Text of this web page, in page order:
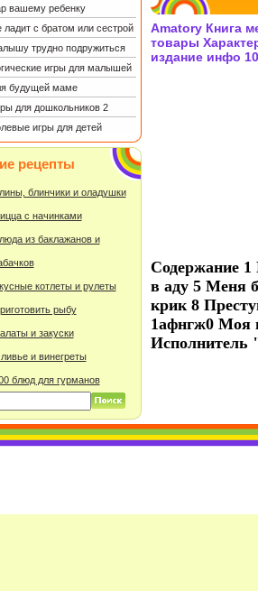
вашему ребенку
ладит с братом или сестрой
трудно подружиться
игры для малышей
будущей маме
для дошкольников 2
игры для детей
рецепты
блинчики и оладушки
с начинками
из баклажанов и
котлеты и рулеты
рыбу
и закуски
и винегреты
блюд для гурманов
Amatory Книга
товары
издание инфо
Содержание
в аду 5 Меня
крик 8
1афнгж0 Моя